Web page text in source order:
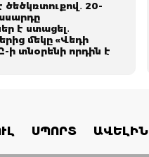
20-
է ստացել․
մեկը «Վեդի
ի տնօրենի որդին է
ՍՊՈՐՏ ԱՎԵԼԻՆ